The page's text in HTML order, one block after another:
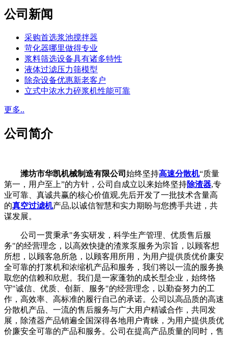
公司新闻
采购首选浆池搅拌器
苛化器哪里做得专业
浆料筛选设备具有诸多特性
液体过滤压力筛模型
除杂设备优惠新老客户
立式中浓水力碎浆机性能可靠
更多..
公司简介
潍坊市华凯机械制造有限公司 始终坚持高速分散机“质量
第一，用户至上”的方针，公司自成立以来始终坚持除渣器,专
业可靠、真诚共赢的核心价值观,先后开发了一批技术含量高
的真空过滤机产品,以诚信智慧和实力期盼与您携手共进，共
谋发展。
公司一贯秉承"务实研发，科学生产管理、优质售后服
务"的经营理念，以高效快捷的渣浆泵服务为宗旨，以顾客想
所想，以顾客急所急，以顾客用所用，为用户提供质优价廉安
全可靠的打浆机和浓缩机产品和服务，我们将以一流的服务换
取您的信赖和欣慰。我们是一家蓬勃的成长型企业，始终恪
守"诚信、优质、创新、服务"的经营理念，以勤奋努力的工
作，高效率、高标准的履行自己的承诺。公司以高品质的高速
分散机产品、一流的售后服务与广大用户精诚合作，共同发
展，除渣器产品销遍全国深得各地用户青睐，为用户提供质优
价廉安全可靠的产品和服务。公司在提高产品质量的同时，售